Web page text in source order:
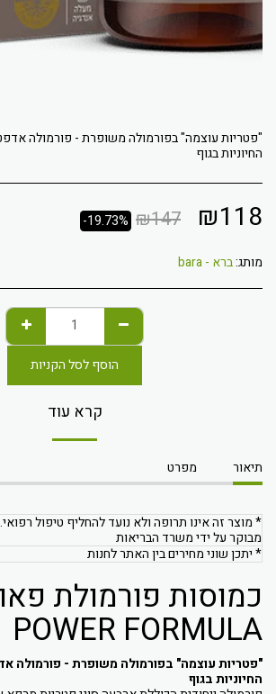
"פטריות עוצמה" בפורמולה משופרת - פורמולה
החיוניות בגוף
₪118
₪147
-19.73%
מותג:ברא - bara
הוסף לסל הקניות
קרא עוד
תיאור מפרט
* מוצר זה אינו תרופה ולא נועד להחליף טיפול
מבוקר על ידי משרד הבריאות
* יתכן שוני מחירים בין האתר לחנות
כמוסות פורמולת
POWER FORMULA
"פטריות עוצמה" בפורמולה משופרת - פורמולה
החיוניות בגוף